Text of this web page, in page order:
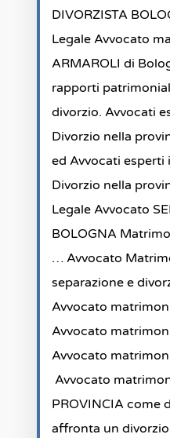
DIVORZISTA
Legale Avvocato
ARMAROLI di
rapporti
divorzio. Avvocati
Divorzio nella
ed Avvocati esperti
Divorzio nella
Legale Avvocato
BOLOGNA
… Avvocato
separazione e
Avvocato
Avvocato
Avvocato
Avvocato
PROVINCIA come
affronta un